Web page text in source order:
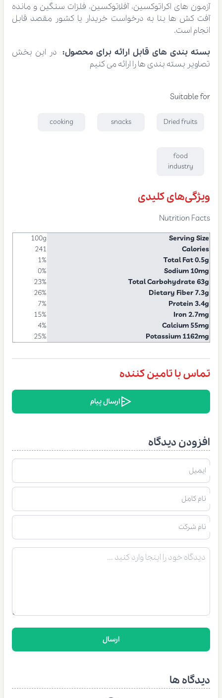
آزمون های اکراتوکسین، آفلاتوکسین، فلزات سنگین و مانده
آفت کش ها بنا به درخواست خریدار یا کشور مقصد قابل
انجام است.
بسته بندی های قابل ارائه برای محصول: در این بخش
تصاویر بسته بندی ها را ارائه می کنیم
Suitable for
Dried fruits
snacks
cooking
food
industry
ویژگی‌های کلیدی
Nutrition Facts
Serving Size
100g
Calories
241
Total Fat 0.5g
1%
Sodium 10mg
0%
Total Carbohydrate 63g
23%
Dietary Fiber 7.3g
26%
Protein 3.4g
7%
Iron 2.7mg
15%
Calcium 55mg
4%
Potassium 1162mg
25%
تماس با تامین کننده
ارسال پیام
افزودن دیدگاه
ایمیل
نام کامل
نام شرکت
ارسال
دیدگاه ها